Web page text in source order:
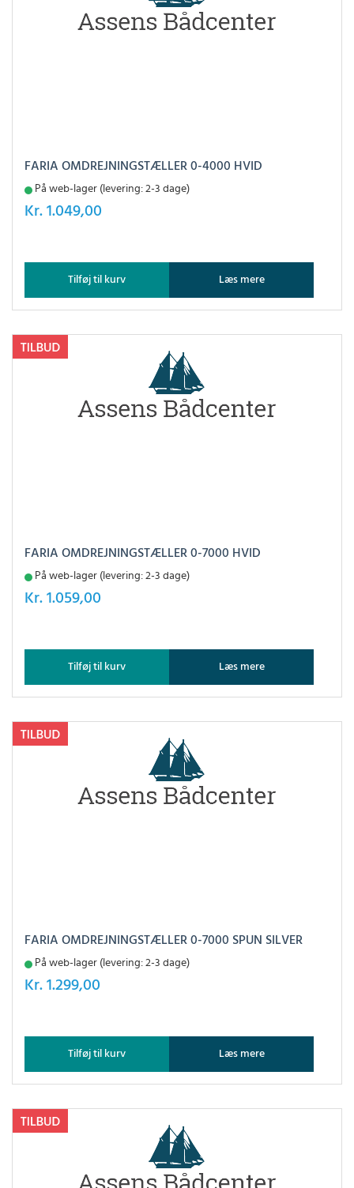
FARIA OMDREJNINGSTÆLLER 0-4000 HVID
På web-lager (levering: 2-3 dage)
Kr.1.049,00
Tilføj til kurv Læs mere
FARIA OMDREJNINGSTÆLLER 0-7000 HVID
På web-lager (levering: 2-3 dage)
Kr.1.059,00
Tilføj til kurv Læs mere
FARIA OMDREJNINGSTÆLLER 0-7000 SPUN SILVER
På web-lager (levering: 2-3 dage)
Kr.1.299,00
Tilføj til kurv Læs mere